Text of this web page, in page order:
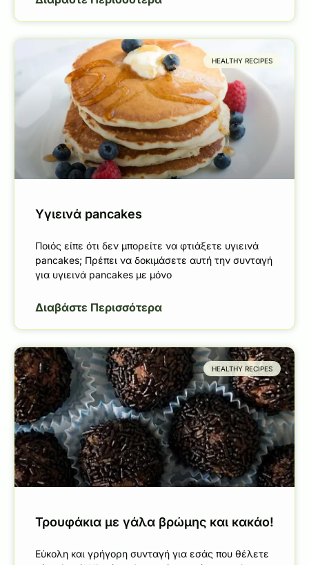
HEALTHY RECIPES
Υγιεινά pancakes
Ποιός είπε ότι δεν μπορείτε να φτιάξετε υγιεινά
pancakes; Πρέπει να δοκιμάσετε αυτή την συνταγή
για υγιεινά pancakes με μόνο
Διαβάστε Περισσότερα
HEALTHY RECIPES
Τρουφάκια με γάλα βρώμης και κακάο!
Εύκολη και γρήγορη συνταγή για εσάς που θέλετε